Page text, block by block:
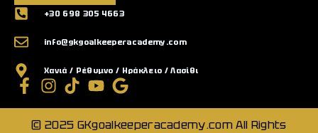
+30 698 305 4663
info@gkgoalkeeperacademy.com
Χανιά / Ρέθυμνο / Ηράκλειο / Λασίθι
© 2025 GKgoalkeeperacademy.com All Rights